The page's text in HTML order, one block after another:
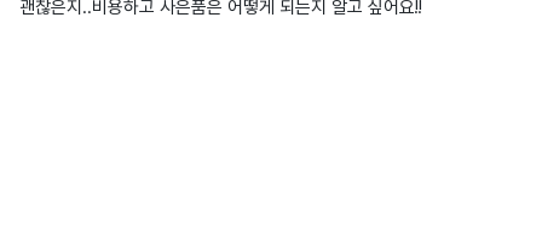
괜찮은지..비용하고 사은품은 어떻게 되는지 알고 싶어요!!